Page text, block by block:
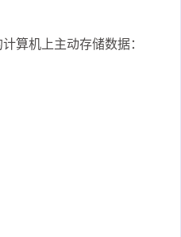
算机上主动存储数据：